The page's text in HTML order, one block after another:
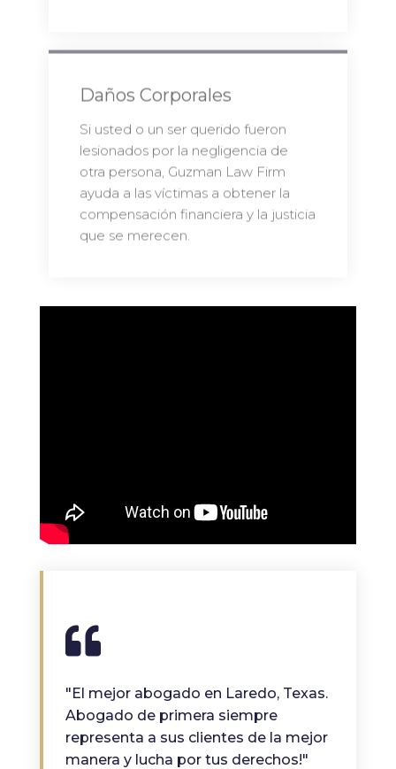
Daños Corporales
Si usted o un ser querido fueron
lesionados por la negligencia de
otra persona, Guzman Law Firm
ayuda a las víctimas a obtener la
compensación financiera y la justicia
que se merecen.
"El mejor abogado en Laredo, Texas.
Abogado de primera siempre
representa a sus clientes de la mejor
manera y lucha por tus derechos!"